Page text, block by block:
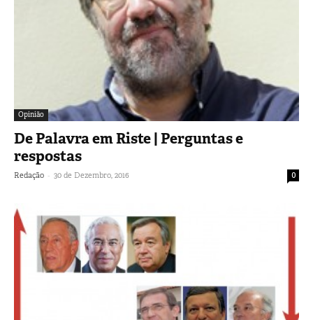
Opinião
De Palavra em Riste | Perguntas e
respostas
Redação - 30 de Dezembro, 2016 0